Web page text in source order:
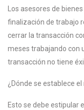
Los asesores de
finalización de trabajo
cerrar la transacción
meses trabajando con
transacción no tiene
¿Dónde se establece
Esto se debe estipular